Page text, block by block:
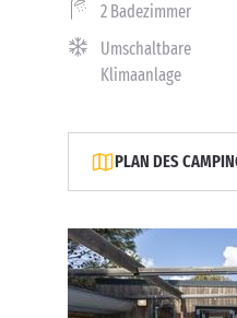
2 Badezimmer
Umschaltbare
Klimaanlage
PLAN DES